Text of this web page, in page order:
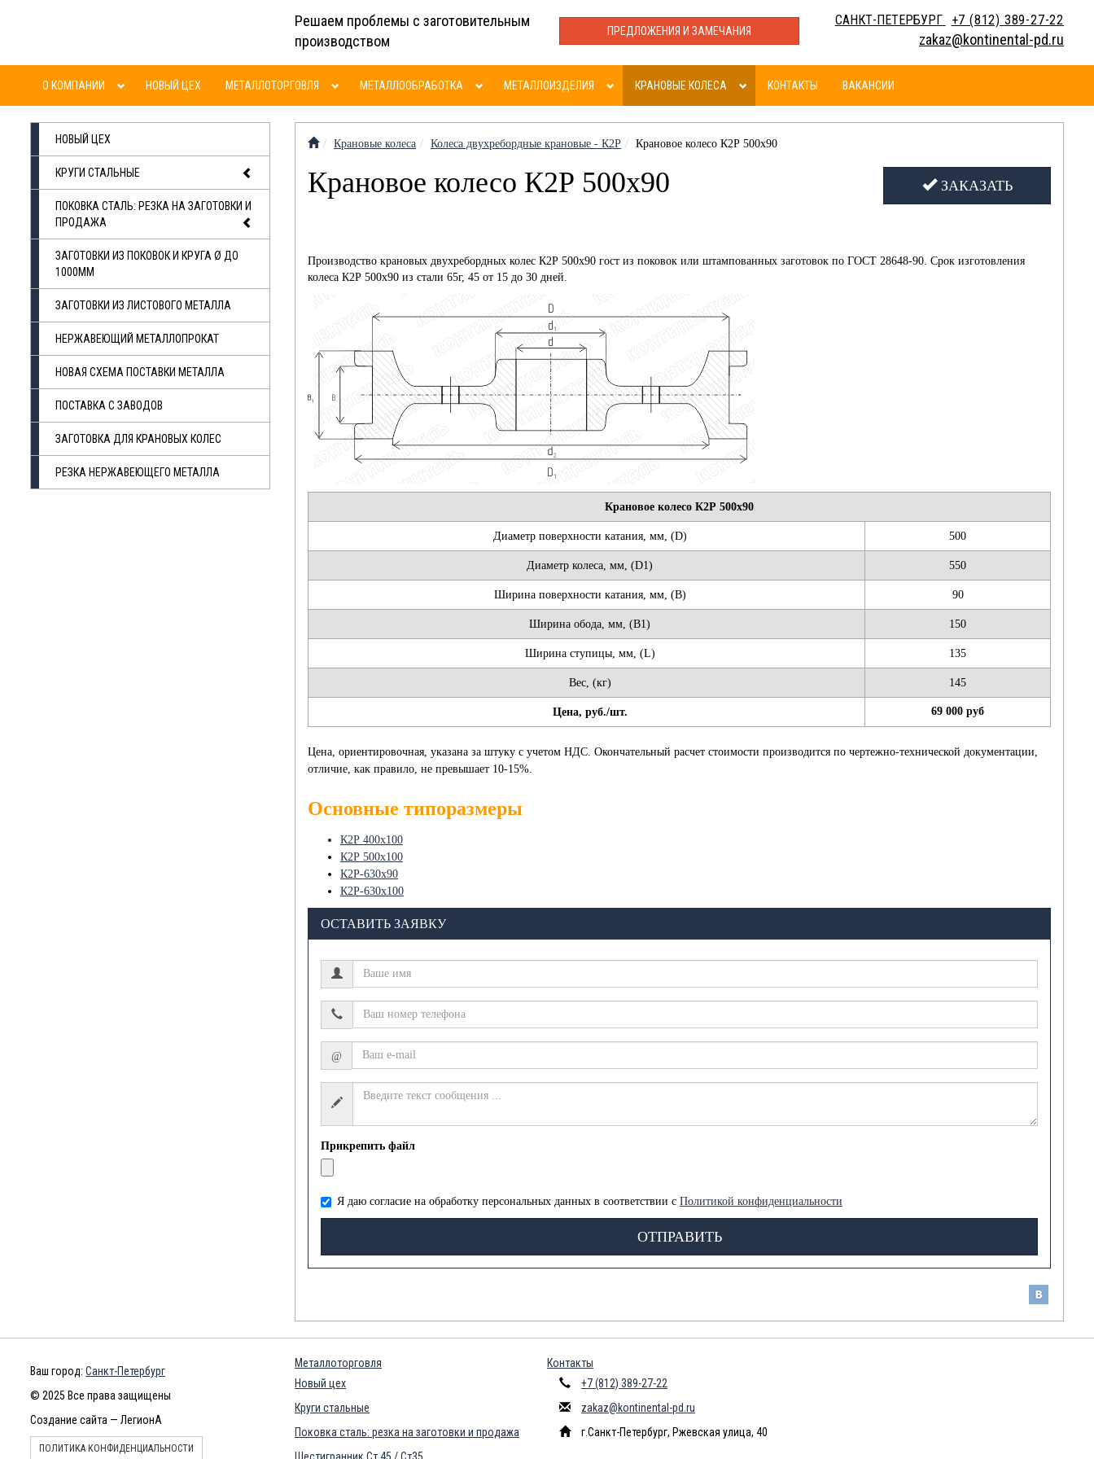
Решаем проблемы с заготовительным
производством
ПРЕДЛОЖЕНИЯ И ЗАМЕЧАНИЯ
САНКТ-ПЕТЕРБУРГ +7 (812) 389-27-22
zakaz@kontinental-pd.ru
О КОМПАНИИ НОВЫЙ ЦЕХ МЕТАЛЛОТОРГОВЛЯ МЕТАЛЛООБРАБОТКА МЕТАЛЛОИЗДЕЛИЯ КРАНОВЫЕ КОЛЕСА КОНТАКТЫ ВАКАНСИИ
НОВЫЙ ЦЕХ
КРУГИ СТАЛЬНЫЕ
ПОКОВКА СТАЛЬ: РЕЗКА НА ЗАГОТОВКИ И
ПРОДАЖА
ЗАГОТОВКИ ИЗ ПОКОВОК И КРУГА Ø ДО
1000ММ
ЗАГОТОВКИ ИЗ ЛИСТОВОГО МЕТАЛЛА
НЕРЖАВЕЮЩИЙ МЕТАЛЛОПРОКАТ
НОВАЯ СХЕМА ПОСТАВКИ МЕТАЛЛА
ПОСТАВКА С ЗАВОДОВ
ЗАГОТОВКА ДЛЯ КРАНОВЫХ КОЛЕС
РЕЗКА НЕРЖАВЕЮЩЕГО МЕТАЛЛА
Крановые колеса Колеса двухребордные крановые - К2Р Крановое колесо К2Р 500х90
Крановое колесо К2Р 500х90 ЗАКАЗАТЬ
Производство крановых двухребордных колес К2Р 500х90 гост из поковок или штампованных заготовок по ГОСТ 28648-90. Срок изготовления
колеса К2Р 500х90 из стали 65г, 45 от 15 до 30 дней.
Крановое колесо К2Р 500х90
Диаметр поверхности катания, мм, (D) 500
Диаметр колеса, мм, (D1) 550
Ширина поверхности катания, мм, (B) 90
Ширина обода, мм, (B1) 150
Ширина ступицы, мм, (L) 135
Вес, (кг) 145
Цена, руб./шт. 69 000 руб
Цена, ориентировочная, указана за штуку с учетом НДС. Окончательный расчет стоимости производится по чертежно-технической документации,
отличие, как правило, не превышает 10-15%.
Основные типоразмеры
К2Р 400х100
К2Р 500х100
К2Р-630х90
К2Р-630х100
ОСТАВИТЬ ЗАЯВКУ
@
Прикрепить файл
Я даю согласие на обработку персональных данных в соответствии с Политикой конфиденциальности
ОТПРАВИТЬ
Ваш город: Санкт-Петербург
© 2025 Все права защищены
Создание сайта — ЛегионА
ПОЛИТИКА КОНФИДЕНЦИАЛЬНОСТИ
Металлоторговля
Новый цех
Круги стальные
Поковка сталь: резка на заготовки и продажа
Контакты
+7 (812) 389-27-22
zakaz@kontinental-pd.ru
г.Санкт-Петербург, Ржевская улица, 40